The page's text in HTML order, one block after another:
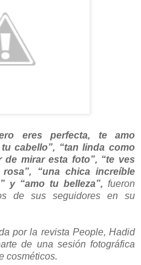
eres perfecta, te amo
cabello”, “tan linda como
de mirar esta foto”, “te ves
“una chica increíble
y “amo tu belleza”, fueron
de sus seguidores en su
por la revista People, Hadid
de una sesión fotográfica
cosméticos.